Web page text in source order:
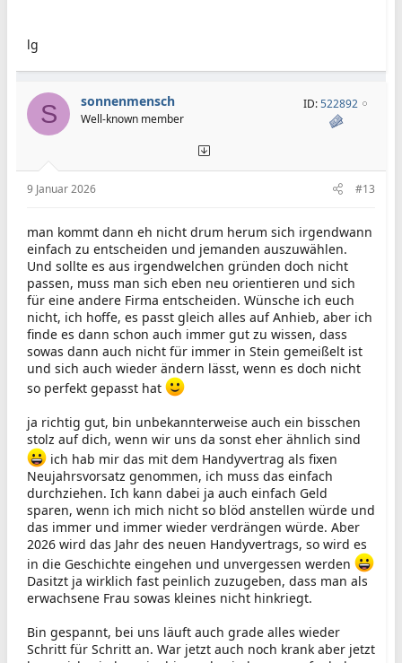
lg
S sonnenmensch
Well-known member
ID:522892
9 Januar 2026 #13
man kommt dann eh nicht drum herum sich irgendwann
einfach zu entscheiden und jemanden auszuwählen.
Und sollte es aus irgendwelchen gründen doch nicht
passen, muss man sich eben neu orientieren und sich
für eine andere Firma entscheiden. Wünsche ich euch
nicht, ich hoffe, es passt gleich alles auf Anhieb, aber ich
finde es dann schon auch immer gut zu wissen, dass
sowas dann auch nicht für immer in Stein gemeißelt ist
und sich auch wieder ändern lässt, wenn es doch nicht
so perfekt gepasst hat
ja richtig gut, bin unbekannterweise auch ein bisschen
stolz auf dich, wenn wir uns da sonst eher ähnlich sind
ich hab mir das mit dem Handyvertrag als fixen
Neujahrsvorsatz genommen, ich muss das einfach
durchziehen. Ich kann dabei ja auch einfach Geld
sparen, wenn ich mich nicht so blöd anstellen würde und
das immer und immer wieder verdrängen würde. Aber
2026 wird das Jahr des neuen Handyvertrags, so wird es
in die Geschichte eingehen und unvergessen werden
Dasitzt ja wirklich fast peinlich zuzugeben, dass man als
erwachsene Frau sowas kleines nicht hinkriegt.
Bin gespannt, bei uns läuft auch grade alles wieder
Schritt für Schritt an. War jetzt auch noch krank aber jetzt